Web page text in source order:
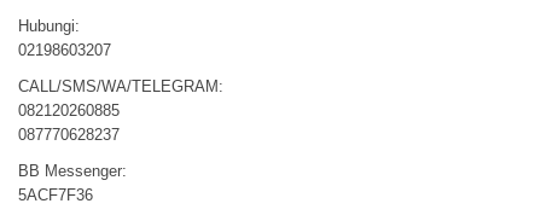
Hubungi:
02198603207
CALL/SMS/WA/TELEGRAM:
082120260885
087770628237
BB Messenger:
5ACF7F36